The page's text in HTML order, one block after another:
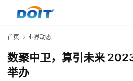
首页 业界动态
数聚中卫，算引未来
举办